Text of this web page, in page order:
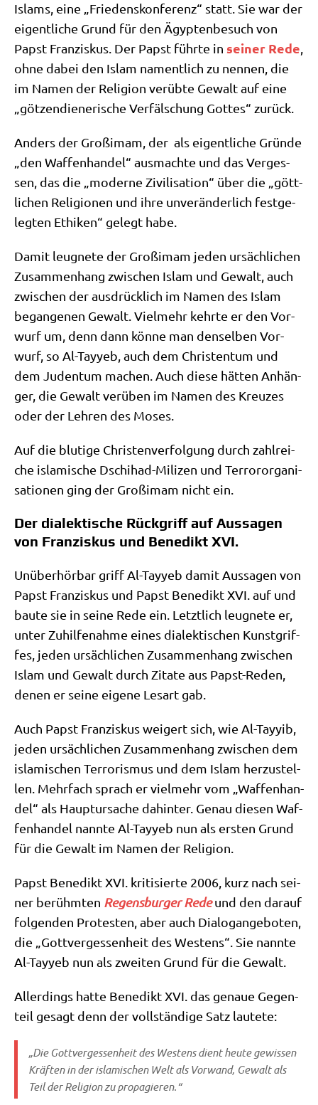
Islams, eine „Frie­dens­kon­fe­renz“ statt. Sie war der
eigent­li­che Grund für den Ägyp­ten­be­such von
Papst Fran­zis­kus. Der Papst führ­te in sei­ner Rede,
ohne dabei den Islam nament­lich zu nen­nen, die
im Namen der Reli­gi­on ver­üb­te Gewalt auf eine
„göt­zen­die­ne­ri­sche Ver­fäl­schung Got­tes“ zurück.
Anders der Groß­i­mam, der als eigent­li­che Grün­de
„den Waf­fen­han­del“ aus­mach­te und das Ver­ges­
sen, das die „moder­ne Zivi­li­sa­ti­on“ über die „gött­
li­chen Reli­gio­nen und ihre unver­än­der­lich fest­ge­
leg­ten Ethi­ken“ gelegt habe.
Damit leug­ne­te der Groß­i­mam jeden ursäch­li­chen
Zusam­men­hang zwi­schen Islam und Gewalt, auch
zwi­schen der aus­drück­lich im Namen des Islam
began­ge­nen Gewalt. Viel­mehr kehr­te er den Vor­
wurf um, denn dann kön­ne man den­sel­ben Vor­
wurf, so Al-Tay­yeb, auch dem Chri­sten­tum und
dem Juden­tum machen. Auch die­se hät­ten Anhän­
ger, die Gewalt ver­üben im Namen des Kreu­zes
oder der Leh­ren des Moses.
Auf die blu­ti­ge Chri­sten­ver­fol­gung durch zahl­rei­
che isla­mi­sche Dschi­had-Mili­zen und Ter­ror­or­ga­ni­
sa­tio­nen ging der Groß­i­mam nicht ein.
Der dialektische Rückgriff auf Aussagen
von Franziskus und Benedikt XVI.
Unüber­hör­bar griff Al-Tay­yeb damit Aus­sa­gen von
Papst Fran­zis­kus und Papst Bene­dikt XVI. auf und
bau­te sie in sei­ne Rede ein. Letzt­lich leug­ne­te er,
unter Zuhil­fe­nah­me eines dia­lek­ti­schen Kunst­grif­
fes, jeden ursäch­li­chen Zusam­men­hang zwi­schen
Islam und Gewalt durch Zita­te aus Papst-Reden,
denen er sei­ne eige­ne Les­art gab.
Auch Papst Fran­zis­kus wei­gert sich, wie Al-Tayyib,
jeden ursäch­li­chen Zusam­men­hang zwi­schen dem
isla­mi­schen Ter­ro­ris­mus und dem Islam her­zu­stel­
len. Mehr­fach sprach er viel­mehr vom „Waf­fen­han­
del“ als Haupt­ur­sa­che dahin­ter. Genau die­sen Waf­
fen­han­del nann­te Al-Tay­yeb nun als ersten Grund
für die Gewalt im Namen der Religion.
Papst Bene­dikt XVI. kri­ti­sier­te 2006, kurz nach sei­
ner berühm­ten Regens­bur­ger Redeund den dar­auf
fol­gen­den Pro­te­sten, aber auch Dia­log­an­ge­bo­ten,
die „Gott­ver­ges­sen­heit des Westens“. Sie nann­te
Al-Tay­yeb nun als zwei­ten Grund für die Gewalt.
Aller­dings hat­te Bene­dikt XVI. das genaue Gegen­
teil gesagt denn der voll­stän­di­ge Satz lautete:
„Die Gott­ver­ges­sen­heit des Westens dient heu­te gewis­sen
Kräf­ten in der isla­mi­schen Welt als Vor­wand, Gewalt als
Teil der Reli­gi­on zu propagieren.“